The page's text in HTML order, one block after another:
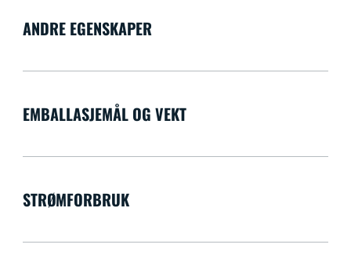
ANDRE EGENSKAPER
EMBALLASJEMÅL OG VEKT
STRØMFORBRUK